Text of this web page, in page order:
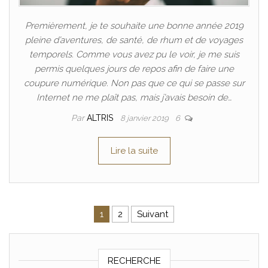
Premièrement, je te souhaite une bonne année 2019
pleine d’aventures, de santé, de rhum et de voyages
temporels. Comme vous avez pu le voir, je me suis
permis quelques jours de repos afin de faire une
coupure numérique. Non pas que ce qui se passe sur
Internet ne me plaît pas, mais j’avais besoin de…
ParALTRIS 8 janvier 2019 6
Lire la suite
Pagination des publications
1 2 Suivant
RECHERCHE